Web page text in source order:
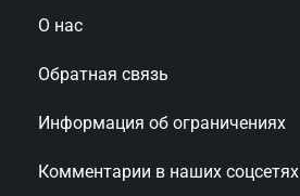
О нас
Обратная связь
Информация об ограничениях
Комментарии в наших соцсетях